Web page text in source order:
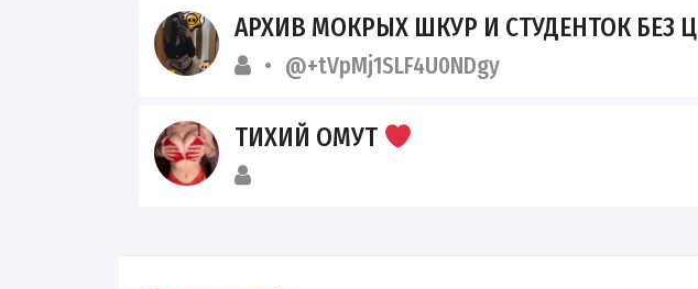
АРХИВ МОКРЫХ ШКУР И СТУДЕНТОК БЕЗ ЦЕНЗУРЫ
@+tVpMj1SLF4U0NDgy
ТИХИЙ ОМУТ